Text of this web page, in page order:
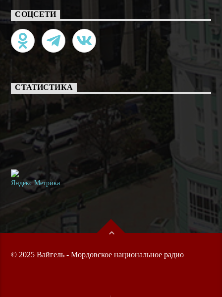
СОЦСЕТИ
СТАТИСТИКА
© 2025 Вайгель - Мордовское национальное радио